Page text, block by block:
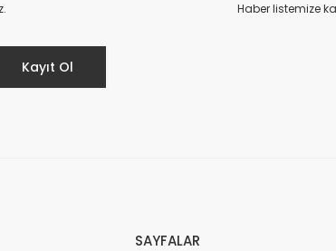
Kayıt Ol
Haber listemize
SAYFALAR